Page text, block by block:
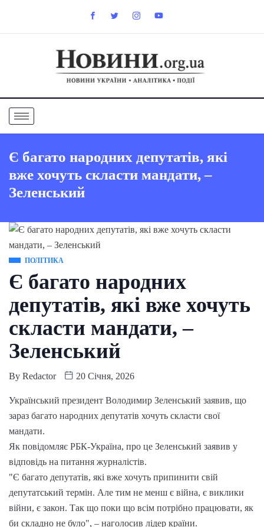
Є багато народних депутатів, які
вже хочуть скласти мандати, –
Зеленський
ПОЛІТИКА
Є багато народних
депутатів, які вже хочуть
скласти мандати, –
Зеленський
By Redactor 20 Січня, 2026
Український президент Володимир Зеленський заявив, що
зараз багато народних депутатів хочуть скласти свої
мандати.
Як повідомляє РБК-Україна, про це Зеленський заявив у
відповідь на питання журналістів.
"Є багато депутатів, які вже хочуть припинити свій
депутатський термін. Але тим не менш є війна, є виклики
війни, є закон. Так що поки що всім потрібно працювати, як
би складно не було", – наголосив лідер країни.